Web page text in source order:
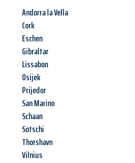
Andorra la Vella
Cork
Eschen
Gibraltar
Lissabon
Osijek
Prijedor
San Marino
Schaan
Sotschi
Thorshavn
Vilnius